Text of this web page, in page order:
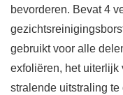
bevorderen. Bevat 4
gebruikt voor alle
exfoliëren, het uiterlijk
stralende uitstraling